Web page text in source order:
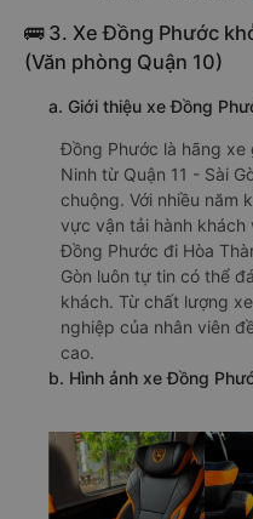
🚌 3. Xe Đồng Phước
(Văn phòng Quận 10)
a. Giới thiệu xe Đồng
Đồng Phước là hãng xe
Ninh từ Quận 11 - Sài
chuộng. Với nhiều năm
vực vận tải hành
Đồng Phước đi Hòa
Gòn luôn tự tin có thể
khách. Từ chất lượng
nghiệp của nhân viên
cao.
b. Hình ảnh xe Đồng